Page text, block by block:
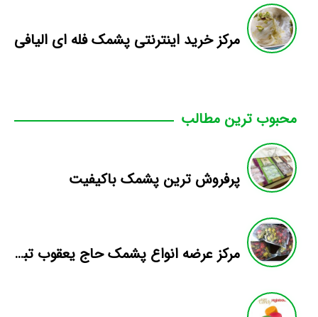
مرکز خرید اینترنتی پشمک فله ای الیافی
محبوب ترین مطالب
پرفروش ترین پشمک باکیفیت
مرکز عرضه انواع پشمک حاج یعقوب تبریز